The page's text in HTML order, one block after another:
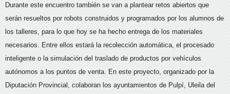
Durante este encuentro también se van a plantear retos abiertos que
serán resueltos por robots construidos y programados por los alumnos de
los talleres, para lo que hoy se ha hecho entrega de los materiales
necesarios. Entre ellos estará la recolección automática, el procesado
inteligente o la simulación del traslado de productos por vehículos
autónomos a los puntos de venta. En este proyecto, organizado por la
Diputación Provincial, colaboran los ayuntamientos de Pulpí, Uleila del